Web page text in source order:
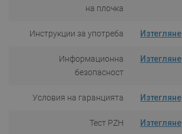
на плочка
Инструкции за употреба Изтегляне
Информационна
безопасност
Изтегляне
Условия на гаранцията Изтегляне
Тест PZH Изтегляне